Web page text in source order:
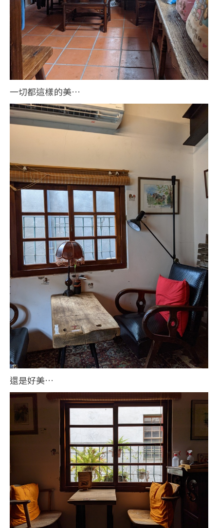
一切都這樣的美…
還是好美…